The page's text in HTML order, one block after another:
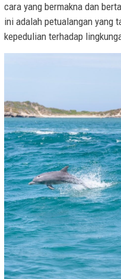
cara yang bermakna dan
ini adalah petualangan yang
kepedulian terhadap